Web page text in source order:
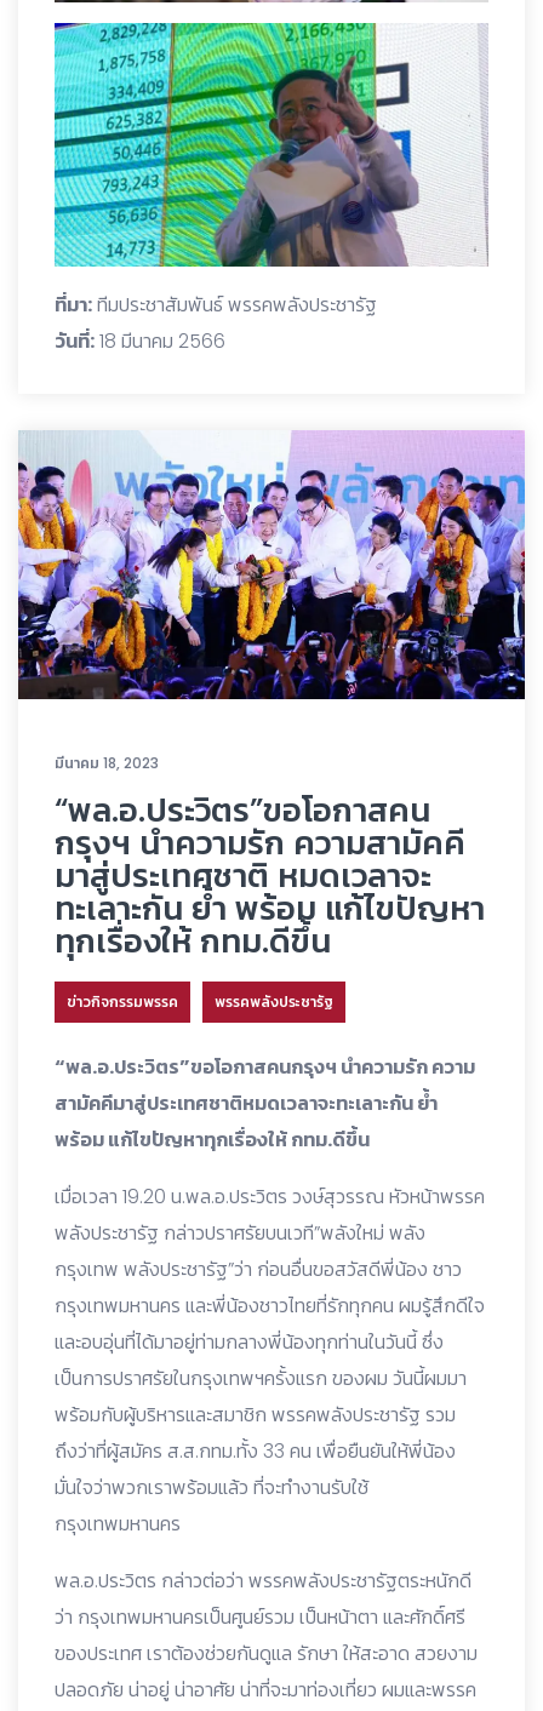
ที่มา:ทีมประชาสัมพันธ์ พรรคพลังประชารัฐ
วันที่:18 มีนาคม 2566
มีนาคม 18, 2023
“พล.อ.ประวิตร”ขอโอกาสคน
กรุงฯ นำความรัก ความสามัคคี
มาสู่ประเทศชาติ หมดเวลาจะ
ทะเลาะกัน ย้ำ พร้อม แก้ไขปัญหา
ทุกเรื่องให้ กทม.ดีขึ้น
ข่าวกิจกรรมพรรค พรรคพลังประชารัฐ
“พล.อ.ประวิตร”ขอโอกาสคนกรุงฯ นำความรัก ความ
สามัคคีมาสู่ประเทศชาติหมดเวลาจะทะเลาะกัน ย้ำ
พร้อม แก้ไขปัญหาทุกเรื่องให้ กทม.ดีขึ้น
เมื่อเวลา 19.20 น.พล.อ.ประวิตร วงษ์สุวรรณ หัวหน้าพรรค
พลังประชารัฐ กล่าวปราศรัยบนเวที”พลังใหม่ พลัง
กรุงเทพ พลังประชารัฐ”ว่า ก่อนอื่นขอสวัสดีพี่น้อง ชาว
กรุงเทพมหานคร และพี่น้องชาวไทยที่รักทุกคน ผมรู้สึกดีใจ
และอบอุ่นที่ได้มาอยู่ท่ามกลางพี่น้องทุกท่านในวันนี้ ซึ่ง
เป็นการปราศรัยในกรุงเทพฯครั้งแรก ของผม วันนี้ผมมา
พร้อมกับผู้บริหารและสมาชิก พรรคพลังประชารัฐ รวม
ถึงว่าที่ผู้สมัคร ส.ส.กทม.ทั้ง 33 คน เพื่อยืนยันให้พี่น้อง
มั่นใจว่าพวกเราพร้อมแล้ว ที่จะทำงานรับใช้
กรุงเทพมหานคร
พล.อ.ประวิตร กล่าวต่อว่า พรรคพลังประชารัฐตระหนักดี
ว่า กรุงเทพมหานครเป็นศูนย์รวม เป็นหน้าตา และศักดิ์ศรี
ของประเทศ เราต้องช่วยกันดูแล รักษา ให้สะอาด สวยงาม
ปลอดภัย น่าอยู่ น่าอาศัย น่าที่จะมาท่องเที่ยว ผมและพรรค